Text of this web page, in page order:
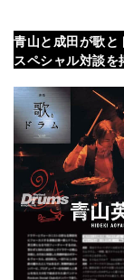
青山と成田が歌と
スペシャル対談を